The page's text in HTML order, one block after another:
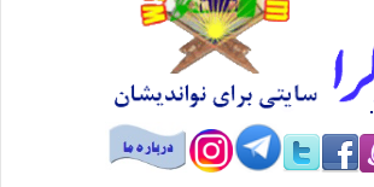
وی با عنوان «الإسلامیّون ونظام الحکم
واتجاهات» که در دوحه‌ی قطر ایراد شده